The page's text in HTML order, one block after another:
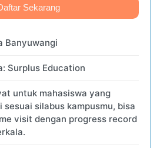
Sekarang
Banyuwangi
Surplus Education
untuk mahasiswa yang
sesuai silabus kampusmu, bisa
visit dengan progress record